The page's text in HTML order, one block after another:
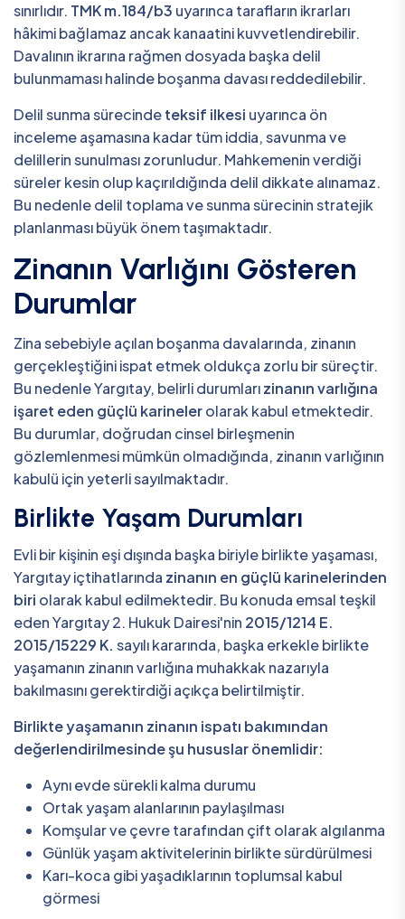
sınırlıdır. TMK m.184/b3 uyarınca tarafların ikrarları
hâkimi bağlamaz ancak kanaatini kuvvetlendirebilir.
Davalının ikrarına rağmen dosyada başka delil
bulunmaması halinde boşanma davası reddedilebilir.
Delil sunma sürecindeteksif ilkesi uyarınca ön
inceleme aşamasına kadar tüm iddia, savunma ve
delillerin sunulması zorunludur. Mahkemenin verdiği
süreler kesin olup kaçırıldığında delil dikkate alınamaz.
Bu nedenle delil toplama ve sunma sürecinin stratejik
planlanması büyük önem taşımaktadır.
Zinanın Varlığını Gösteren
Durumlar
Zina sebebiyle açılan boşanma davalarında, zinanın
gerçekleştiğini ispat etmek oldukça zorlu bir süreçtir.
Bu nedenle Yargıtay, belirli durumlarızinanın varlığına
işaret eden güçlü karinelerolarak kabul etmektedir.
Bu durumlar, doğrudan cinsel birleşmenin
gözlemlenmesi mümkün olmadığında, zinanın varlığının
kabulü için yeterli sayılmaktadır.
Birlikte Yaşam Durumları
Evli bir kişinin eşi dışında başka biriyle birlikte yaşaması,
Yargıtay içtihatlarında zinanın en güçlü karinelerinden
biri olarak kabul edilmektedir. Bu konuda emsal teşkil
eden Yargıtay 2. Hukuk Dairesi'nin 2015/1214 E.
2015/15229 K. sayılı kararında, başka erkekle birlikte
yaşamanın zinanın varlığına muhakkak nazarıyla
bakılmasını gerektirdiği açıkça belirtilmiştir.
Birlikte yaşamanın zinanın ispatı bakımından
değerlendirilmesinde şu hususlar önemlidir:
Aynı evde sürekli kalma durumu
Ortak yaşam alanlarının paylaşılması
Komşular ve çevre tarafından çift olarak algılanma
Günlük yaşam aktivitelerinin birlikte sürdürülmesi
Karı-koca gibi yaşadıklarının toplumsal kabul
görmesi